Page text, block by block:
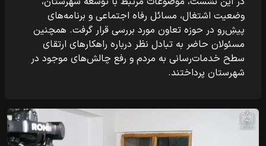
وضعیت اشتغال، مسائل رفاه اجتماعی و برنامه‌های
پیش‌ِرو در حوزه تعاون مورد بررسی قرار گرفت. همچنین
مسئولان حاضر به تبادل نظر درباره راهکارهای ارتقای
سطح خدمات‌رسانی به مردم و رفع چالش‌های موجود در
شهرستان پرداختند.